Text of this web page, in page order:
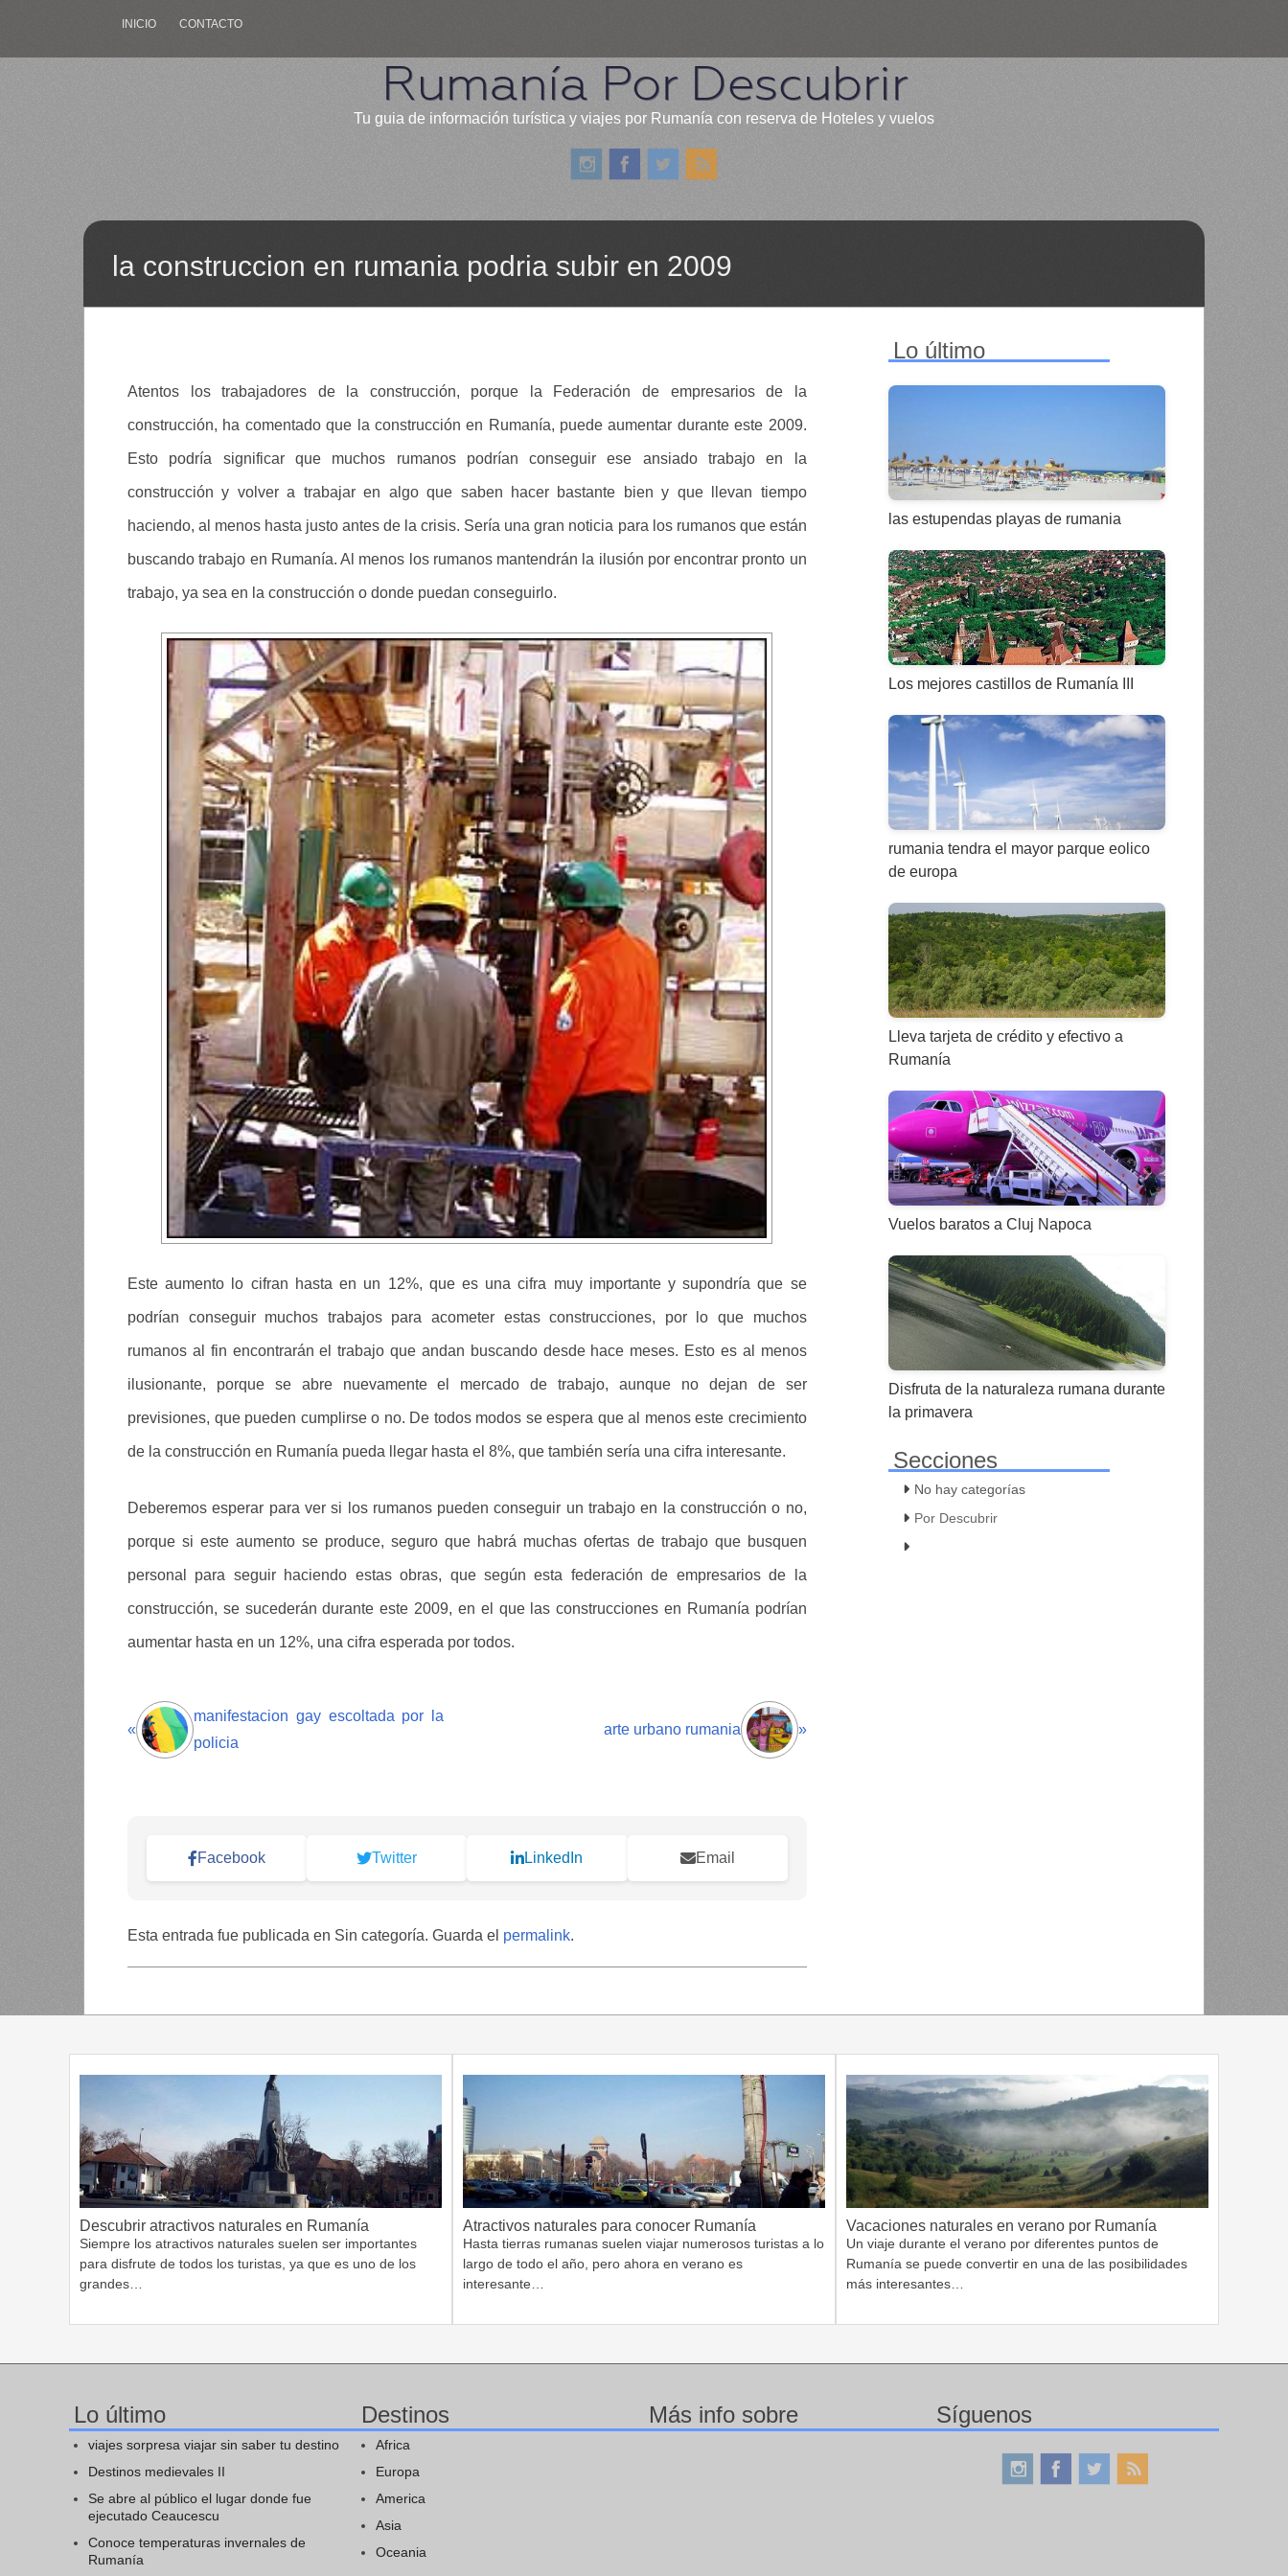
INICIO CONTACTO
Rumanía Por Descubrir
Tu guia de información turística y viajes por Rumanía con reserva de Hoteles y vuelos
la construccion en rumania podria subir en 2009
Atentos los trabajadores de la construcción, porque la Federación de empresarios de la
construcción, ha comentado que la construcción en Rumanía, puede aumentar durante este 2009.
Esto podría significar que muchos rumanos podrían conseguir ese ansiado trabajo en la
construcción y volver a trabajar en algo que saben hacer bastante bien y que llevan tiempo
haciendo, al menos hasta justo antes de la crisis. Sería una gran noticia para los rumanos que están
buscando trabajo en Rumanía. Al menos los rumanos mantendrán la ilusión por encontrar pronto un
trabajo, ya sea en la construcción o donde puedan conseguirlo.
Este aumento lo cifran hasta en un 12%, que es una cifra muy importante y supondría que se
podrían conseguir muchos trabajos para acometer estas construcciones, por lo que muchos
rumanos al fin encontrarán el trabajo que andan buscando desde hace meses. Esto es al menos
ilusionante, porque se abre nuevamente el mercado de trabajo, aunque no dejan de ser
previsiones, que pueden cumplirse o no. De todos modos se espera que al menos este crecimiento
de la construcción en Rumanía pueda llegar hasta el 8%, que también sería una cifra interesante.
Deberemos esperar para ver si los rumanos pueden conseguir un trabajo en la construcción o no,
porque si este aumento se produce, seguro que habrá muchas ofertas de trabajo que busquen
personal para seguir haciendo estas obras, que según esta federación de empresarios de la
construcción, se sucederán durante este 2009, en el que las construcciones en Rumanía podrían
aumentar hasta en un 12%, una cifra esperada por todos.
«
manifestacion gay escoltada por la
policia
arte urbano rumania »
Facebook Twitter LinkedIn Email
Esta entrada fue publicada en Sin categoría. Guarda el permalink.
Lo último
las estupendas playas de rumania
Los mejores castillos de Rumanía III
rumania tendra el mayor parque eolico
de europa
Lleva tarjeta de crédito y efectivo a
Rumanía
Vuelos baratos a Cluj Napoca
Disfruta de la naturaleza rumana durante
la primavera
Secciones
No hay categorías
Por Descubrir
Descubrir atractivos naturales en Rumanía
Siempre los atractivos naturales suelen ser importantes
para disfrute de todos los turistas, ya que es uno de los
grandes…
Atractivos naturales para conocer Rumanía
Hasta tierras rumanas suelen viajar numerosos turistas a lo
largo de todo el año, pero ahora en verano es
interesante…
Vacaciones naturales en verano por Rumanía
Un viaje durante el verano por diferentes puntos de
Rumanía se puede convertir en una de las posibilidades
más interesantes…
Lo último
viajes sorpresa viajar sin saber tu destino
Destinos medievales II
Se abre al público el lugar donde fue
ejecutado Ceaucescu
Conoce temperaturas invernales de
Rumanía
Destinos
Africa
Europa
America
Asia
Oceania
Más info sobre Síguenos